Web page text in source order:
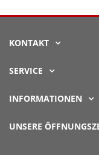
KONTAKT
SERVICE
INFORMATIONEN
UNSERE